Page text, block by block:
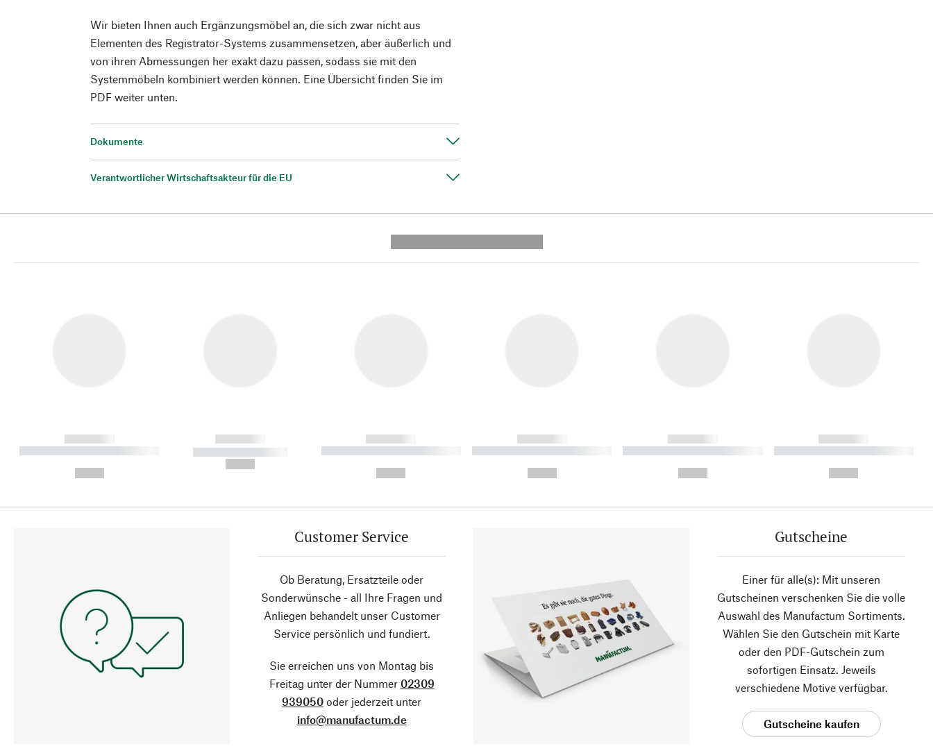
Wir bieten Ihnen auch Ergänzungsmöbel an, die sich zwar nicht aus
Elementen des Registrator-Systems zusammensetzen, aber äußerlich und
von ihren Abmessungen her exakt dazu passen, sodass sie mit den
Systemmöbeln kombiniert werden können. Eine Übersicht finden Sie im
PDF weiter unten.
Dokumente
Verantwortlicher Wirtschaftsakteur für die EU
------------
----------- ----------- ----------
------------
----------- -----------
------------
----------- ----------- ----------
------------
----------- ----------- ----------
------------
----------- ----------- ----------
------------
----------- ----------- ----------
Customer Service
Ob Beratung, Ersatzteile oder
Sonderwünsche - all Ihre Fragen und
Anliegen behandelt unser Customer
Service persönlich und fundiert.
Sie erreichen uns von Montag bis
Freitag unter der Nummer 02309
939050 oder jederzeit unter
info@manufactum.de
Gutscheine
Einer für alle(s): Mit unseren
Gutscheinen verschenken Sie die volle
Auswahl des Manufactum Sortiments.
Wählen Sie den Gutschein mit Karte
oder den PDF-Gutschein zum
sofortigen Einsatz. Jeweils
verschiedene Motive verfügbar.
Gutscheine kaufen